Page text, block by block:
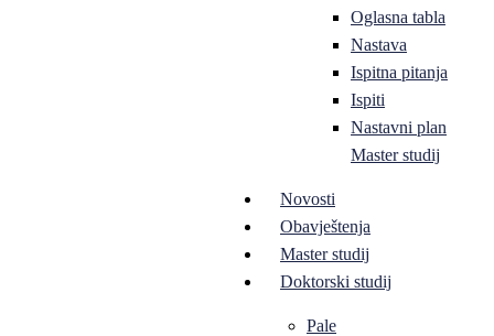
Oglasna tabla
Nastava
Ispitna pitanja
Ispiti
Nastavni plan
Master studij
Novosti
Obavještenja
Master studij
Doktorski studij
Pale